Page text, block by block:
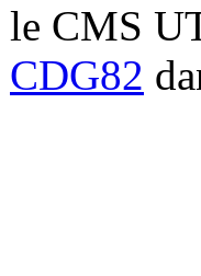
le CMS
CDG82